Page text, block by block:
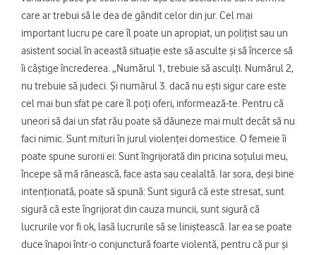
care ar trebui să le dea de gândit celor din jur. Cel mai
important lucru pe care îl poate un apropiat, un polițist sau un
asistent social în această situație este să asculte și să încerce să
îi câștige încrederea. „Numărul 1, trebuie să asculți. Numărul 2,
nu trebuie să judeci. Și numărul 3. dacă nu ești sigur care este
cel mai bun sfat pe care îl poți oferi, informează-te. Pentru că
uneori să dai un sfat rău poate să dăuneze mai mult decât să nu
faci nimic. Sunt mituri în jurul violenței domestice. O femeie îi
poate spune surorii ei: Sunt îngrijorată din pricina soțului meu,
începe să mă rănească, face asta sau cealaltă. Iar sora, deși bine
intenționată, poate să spună: Sunt sigură că este stresat, sunt
sigură că este îngrijorat din cauza muncii, sunt sigură că
lucrurile vor fi ok, lasă lucrurile să se liniștească. Iar ea se poate
duce înapoi într-o conjunctură foarte violentă, pentru că pur și